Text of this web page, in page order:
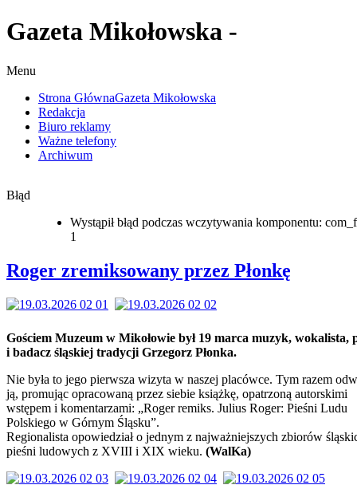
Gazeta Mikołowska -
Menu
Strona GłównaGazeta Mikołowska
Redakcja
Biuro reklamy
Ważne telefony
Archiwum
Błąd
Wystąpił błąd podczas wczytywania komponentu:
1
Roger zremiksowany przez Płonkę
Gościem Muzeum w Mikołowie był 19 marca muzyk, wokalista,
i badacz śląskiej tradycji Grzegorz Płonka.
Nie była to jego pierwsza wizyta w naszej placówce. Tym razem
ją, promując opracowaną przez siebie książkę, opatrzoną autorskimi
wstępem i komentarzami: „Roger remiks. Julius Roger: Pieśni Ludu
Polskiego w Górnym Śląsku”.
Regionalista opowiedział o jednym z najważniejszych zbiorów
pieśni ludowych z XVIII i XIX wieku. (WalKa)